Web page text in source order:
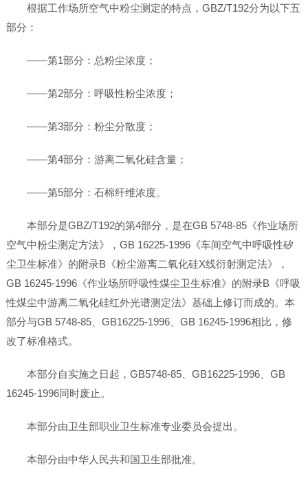
根据工作场所空气中粉尘测定的特点，GBZ/T192分为以下五
部分：
——第1部分：总粉尘浓度；
——第2部分：呼吸性粉尘浓度；
——第3部分：粉尘分散度；
——第4部分：游离二氧化硅含量；
——第5部分：石棉纤维浓度。
本部分是GBZ/T192的第4部分，是在GB 5748-85《作业场所
空气中粉尘测定方法》，GB 16225-1996《车间空气中呼吸性矽
尘卫生标准》的附录B《粉尘游离二氧化硅X线衍射测定法》，
GB 16245-1996《作业场所呼吸性煤尘卫生标准》的附录B《呼吸
性煤尘中游离二氧化硅红外光谱测定法》基础上修订而成的。本
部分与GB 5748-85、GB16225-1996、GB 16245-1996相比，修
改了标准格式。
本部分自实施之日起，GB5748-85、GB16225-1996、GB
16245-1996同时废止。
本部分由卫生部职业卫生标准专业委员会提出。
本部分由中华人民共和国卫生部批准。